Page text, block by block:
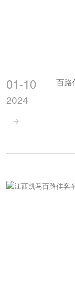
01-10
2024

百路